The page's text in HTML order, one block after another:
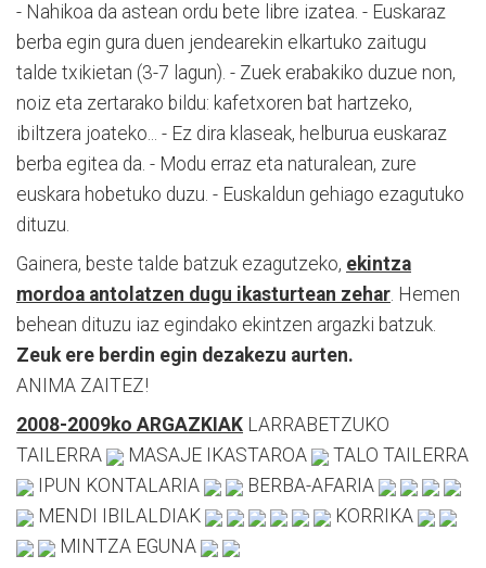
- Nahikoa da astean ordu bete libre izatea. - Euskaraz
berba egin gura duen jendearekin elkartuko zaitugu
talde txikietan (3-7 lagun). - Zuek erabakiko duzue non,
noiz eta zertarako bildu: kafetxoren bat hartzeko,
ibiltzera joateko... - Ez dira klaseak, helburua euskaraz
berba egitea da. - Modu erraz eta naturalean, zure
euskara hobetuko duzu. - Euskaldun gehiago ezagutuko
dituzu.
Gainera, beste talde batzuk ezagutzeko, ekintza
mordoa antolatzen dugu ikasturtean zehar. Hemen
behean dituzu iaz egindako ekintzen argazki batzuk.
Zeuk ere berdin egin dezakezu aurten.
ANIMA ZAITEZ!
2008-2009ko ARGAZKIAK LARRABETZUKO
TAILERRA
MASAJE IKASTAROA
TALO TAILERRA
IPUN KONTALARIA
BERBA-AFARIA
MENDI IBILALDIAK
KORRIKA
MINTZA EGUNA